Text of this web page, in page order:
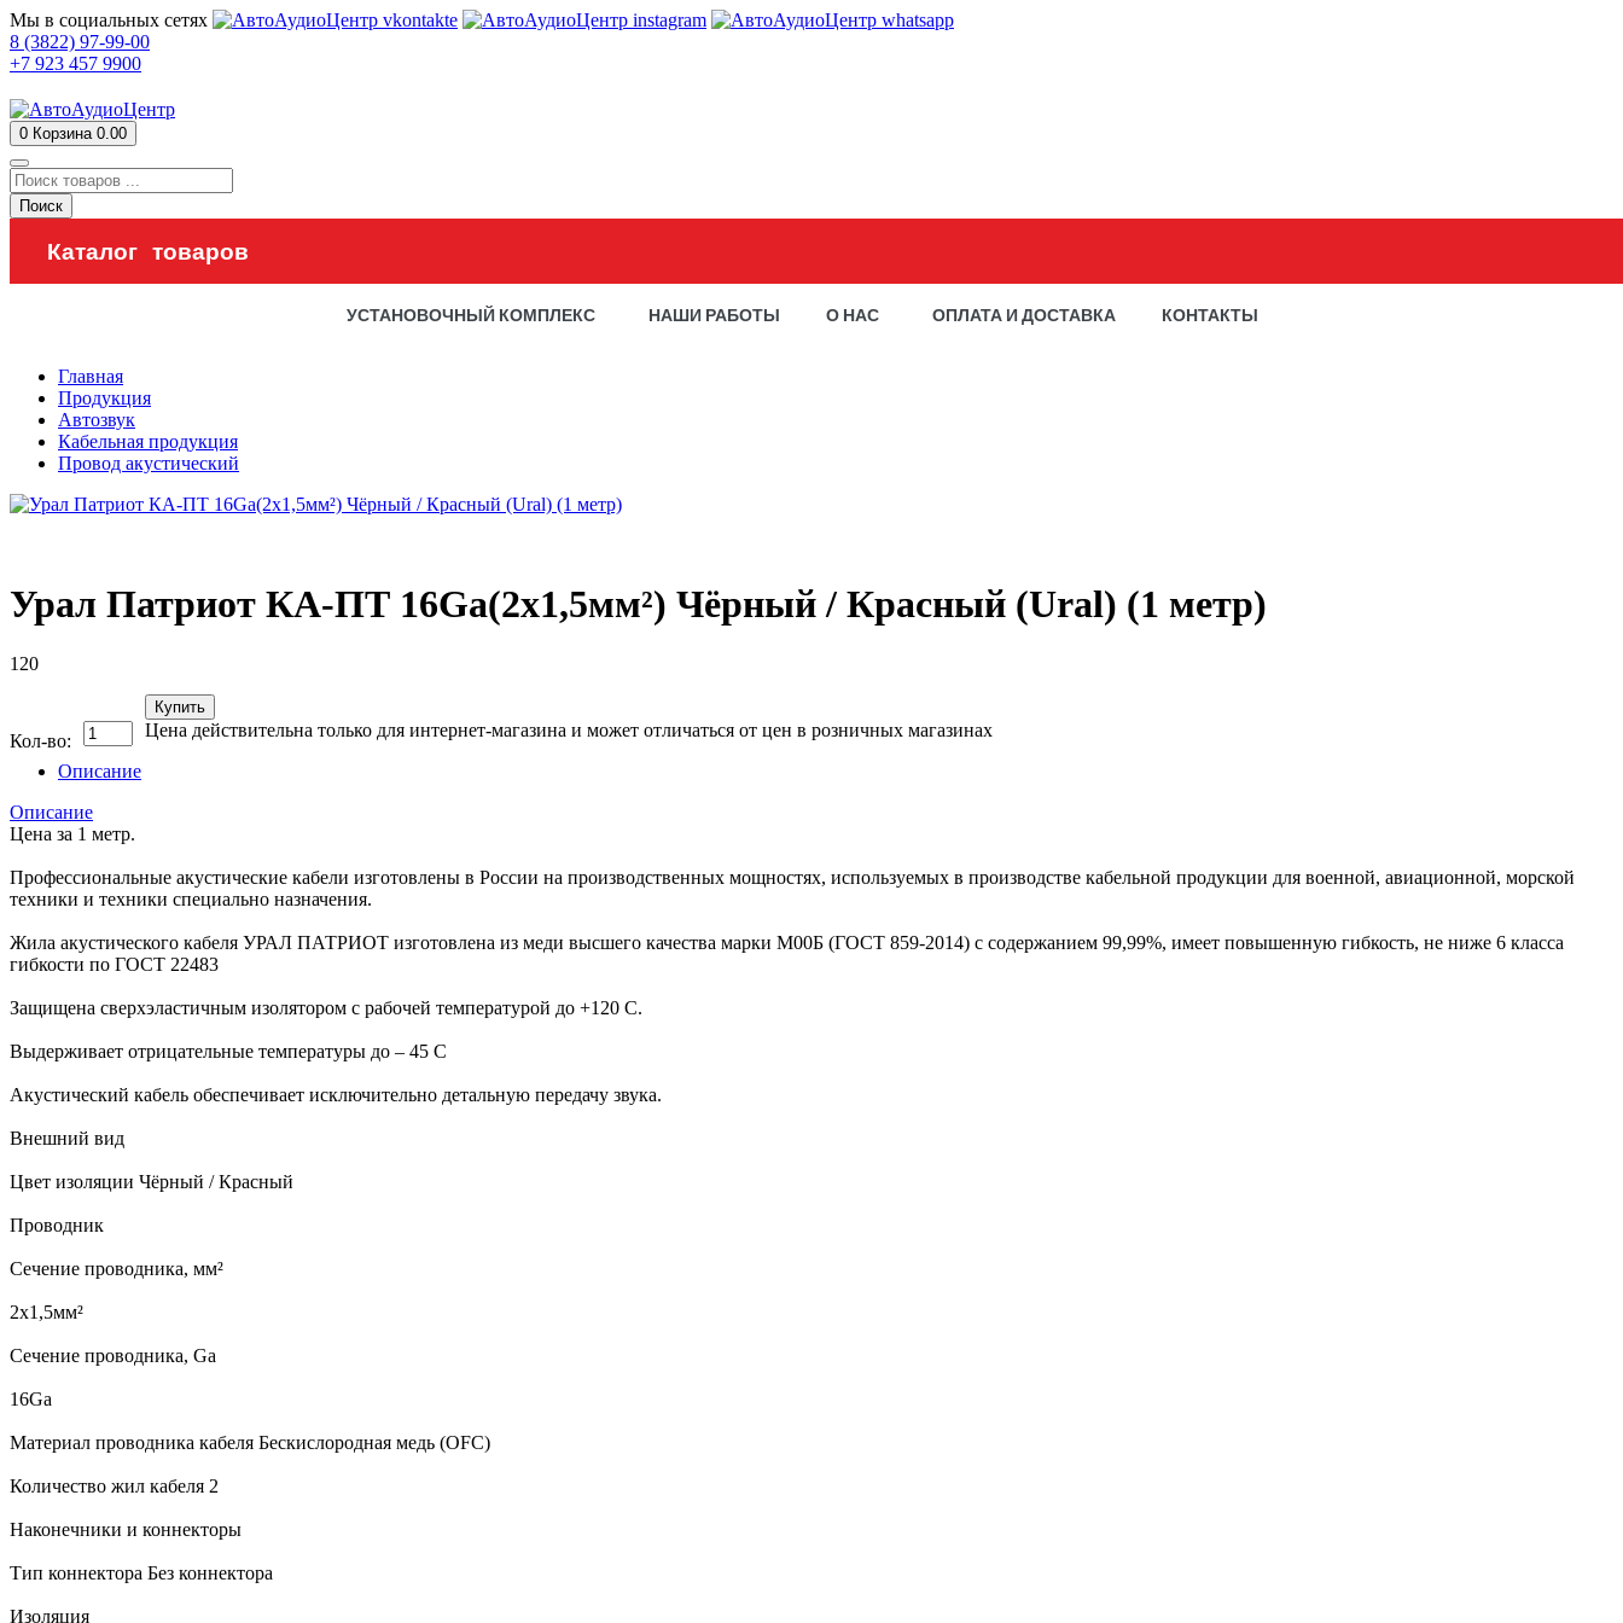
Мы в социальных сетях
8 (3822) 97-99-00
+7 923 457 9900
0 Корзина 0.00
Поиск
Каталог товаров
УСТАНОВОЧНЫЙ КОМПЛЕКС НАШИ РАБОТЫ О НАС ОПЛАТА И ДОСТАВКА КОНТАКТЫ
Главная
Продукция
Автозвук
Кабельная продукция
Провод акустический
Урал Патриот КА-ПТ 16Ga(2х1,5мм²) Чёрный / Красный (Ural) (1 метр)
120
Кол-во:
Купить
Цена действительна только для интернет-магазина и может отличаться от цен в розничных магазинах
Описание
Описание
Цена за 1 метр.
Профессиональные акустические кабели изготовлены в России на производственных мощностях, используемых в производстве кабельной продукции для военной, авиационной, морской
техники и техники специально назначения.
Жила акустического кабеля УРАЛ ПАТРИОТ изготовлена из меди высшего качества марки М00Б (ГОСТ 859-2014) с содержанием 99,99%, имеет повышенную гибкость, не ниже 6 класса
гибкости по ГОСТ 22483
Защищена сверхэластичным изолятором с рабочей температурой до +120 С.
Выдерживает отрицательные температуры до – 45 С
Акустический кабель обеспечивает исключительно детальную передачу звука.
Внешний вид
Цвет изоляции Чёрный / Красный
Проводник
Сечение проводника, мм²
2х1,5мм²
Сечение проводника, Ga
16Ga
Материал проводника кабеля Бескислородная медь (OFC)
Количество жил кабеля 2
Наконечники и коннекторы
Тип коннектора Без коннектора
Изоляция